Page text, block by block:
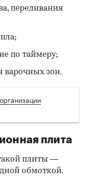
переливания
по таймеру;
варочных зон.
плита
плиты —
обмоткой.